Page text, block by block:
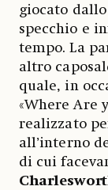
giocato
specchio e
tempo. La
altro
quale, in
«Where Are
realizzato
all’interno
di cui